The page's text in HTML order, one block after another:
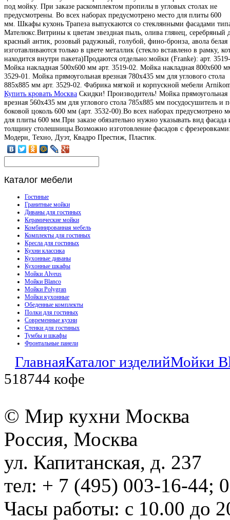
под мойку. При заказе раскомплектом пропилы в угловых столах не
предусмотрены. Во всех наборах предусмотрено место для плиты 600
мм. Шкафы кухонь Трапеза выпускаются со стеклянными фасадами
Мателюкс.Витрины к цветам звездная пыль, олива глянец, серебряный
красный антик, розовый радужный, голубой, фино-бронза, авола белая
изготавливаются только в цвете металлик (стекло вставлено в рамку,
находится внутри пакета)Продаются отдельно:мойки (Franke): арт.
Мойка накладная 500х600 мм арт. 3519-02. Мойка накладная 800х600
3529-01. Мойка прямоугольная врезная 780х435 мм для углового стола
885х885 мм арт. 3529-02. Фабрика мягкой и корпускной мебели
Купить кровать Москва Скидки! Производитель! Мойка прямоугольная
врезная 560х435 мм для углового стола 785х885 мм посудосушитель и
боковой цоколь 600 мм (арт. 3532-00).Во всех наборах предусмотрено
для плиты 600 мм.При заказе обязательно нужно указывать вид фасада
толщину столешницы.Возможно изготовление фасадов с
Модерн, Техно, Дуэт, Квадро Престиж, Пластик.
Каталог мебели
Гостиные
Гранитные мойки
Диваны для гостиных
Керамические мойки
Комбинированная мебель
Комплекты для гостиных
Кресла для гостиных
Кухни классика
Кухонные диваны
Кухонные шкафы
Мойки Alveus
Мойки Blanco
Мойки Polygran
Мойки кухонные
Обеденные комплекты
Полки для гостиных
Современные кухни
Стенки для гостиных
Тумбы и шкафы
Фронтальные панели
ГлавнаяКаталог изделийМойки
518744 кофе
© Мир кухни Москва
Россия, Москва
ул. Капитанская, д. 237
тел: + 7 (495) 003-16-44;
Часы работы: с 10.00 до